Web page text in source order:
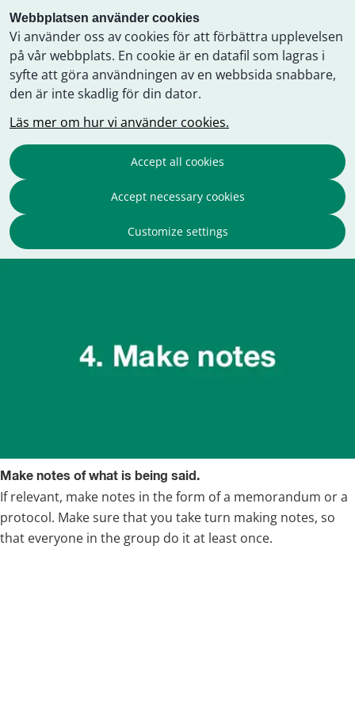
Webbplatsen använder cookies
Vi använder oss av cookies för att förbättra upplevelsen
på vår webbplats. En cookie är en datafil som lagras i
syfte att göra användningen av en webbsida snabbare,
den är inte skadlig för din dator.
Läs mer om hur vi använder cookies.
Accept all cookies
Accept necessary cookies
Customize settings
Make notes of what is being said.
If relevant, make notes in the form of a memorandum or a
protocol. Make sure that you take turn making notes, so
that everyone in the group do it at least once.